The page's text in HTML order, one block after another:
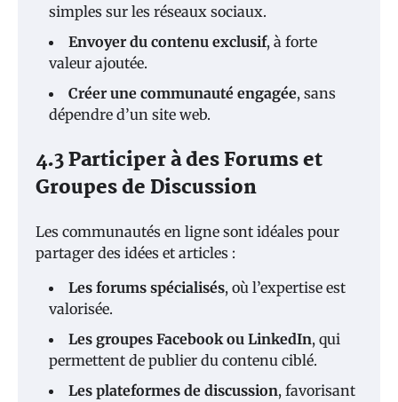
simples sur les réseaux sociaux.
Envoyer du contenu exclusif, à forte
valeur ajoutée.
Créer une communauté engagée, sans
dépendre d’un site web.
4.3 Participer à des Forums et
Groupes de Discussion
Les communautés en ligne sont idéales pour
partager des idées et articles :
Les forums spécialisés, où l’expertise est
valorisée.
Les groupes Facebook ou LinkedIn, qui
permettent de publier du contenu ciblé.
Les plateformes de discussion, favorisant